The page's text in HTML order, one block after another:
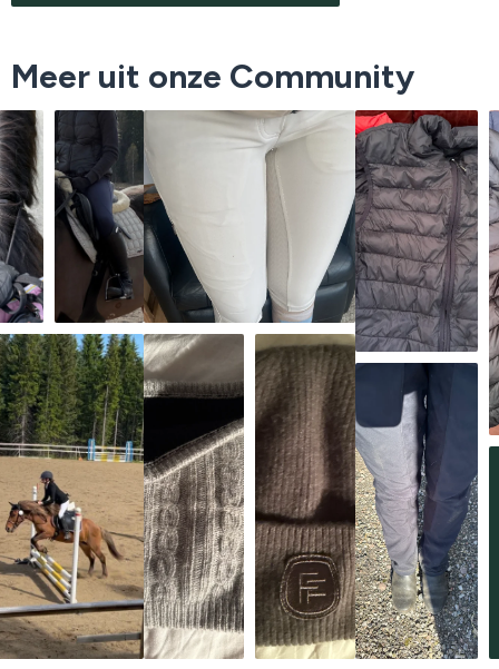
Meer uit onze Community